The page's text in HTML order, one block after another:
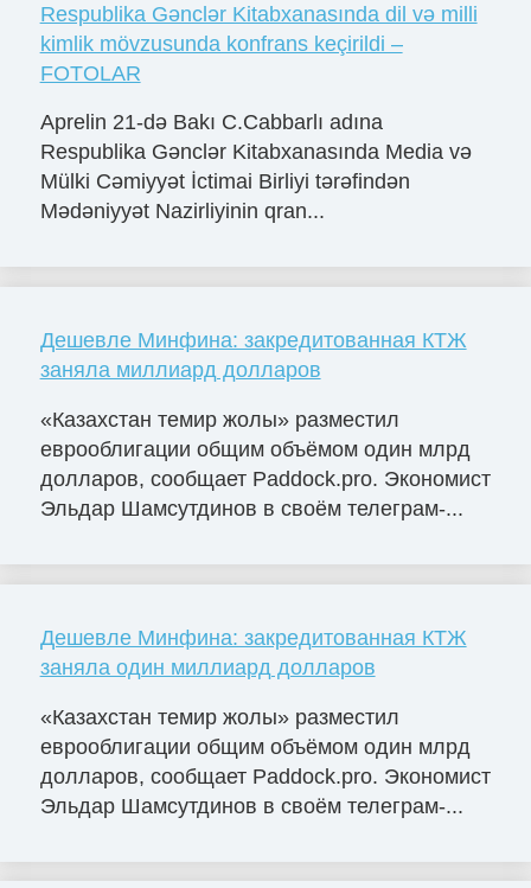
Respublika Gənclər Kitabxanasında dil və milli
kimlik mövzusunda konfrans keçirildi –
FOTOLAR
Aprelin 21-də Bakı C.Cabbarlı adına
Respublika Gənclər Kitabxanasında Media və
Mülki Cəmiyyət İctimai Birliyi tərəfindən
Mədəniyyət Nazirliyinin qran...
Дешевле Минфина: закредитованная КТЖ
заняла миллиард долларов
«Казахстан темир жолы» разместил
еврооблигации общим объёмом один млрд
долларов, сообщает Paddock.pro. Экономист
Эльдар Шамсутдинов в своём телеграм-...
Дешевле Минфина: закредитованная КТЖ
заняла один миллиард долларов
«Казахстан темир жолы» разместил
еврооблигации общим объёмом один млрд
долларов, сообщает Paddock.pro. Экономист
Эльдар Шамсутдинов в своём телеграм-...